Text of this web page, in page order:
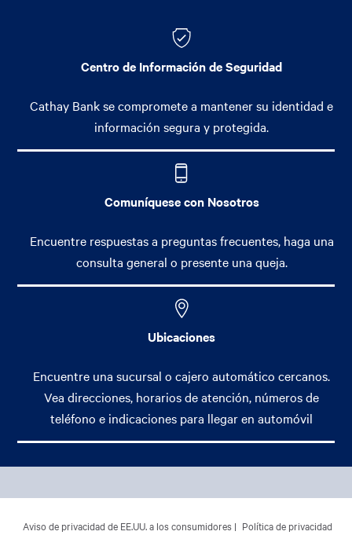
Centro de Información de Seguridad
Cathay Bank se compromete a mantener su identidad e
información segura y protegida.
Comuníquese con Nosotros
Encuentre respuestas a preguntas frecuentes, haga una
consulta general o presente una queja.
Ubicaciones
Encuentre una sucursal o cajero automático cercanos.
Vea direcciones, horarios de atención, números de
teléfono e indicaciones para llegar en automóvil
Banca Personal
Banca Comercial
Aviso de privacidad de EE.UU. a los consumidores Política de privacidad